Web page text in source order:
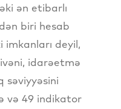
ən etibarlı
biri hesab
imkanları deyil,
idarəetmə
səviyyəsini
və 49 indikator